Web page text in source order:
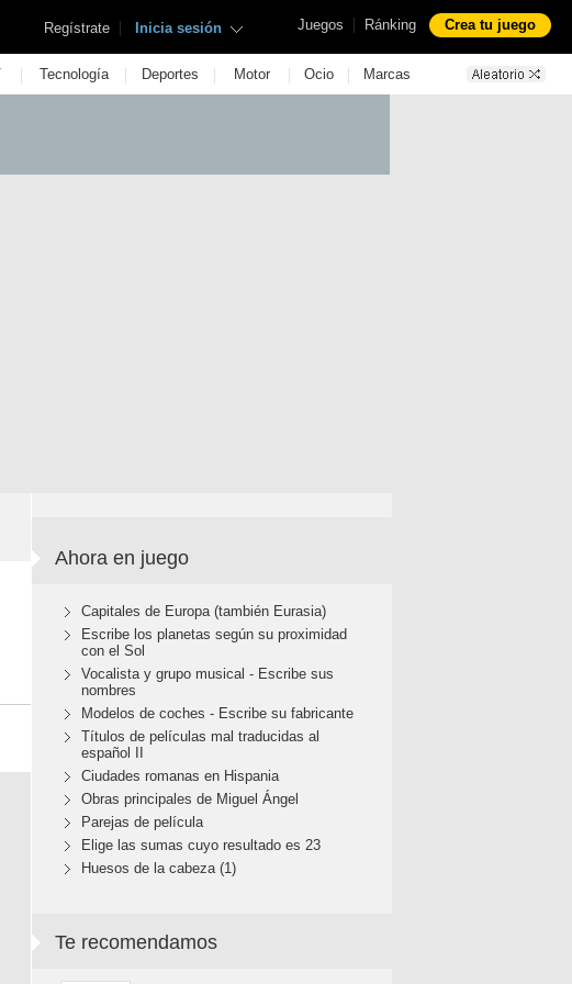
Juegos | Ránking Crea tu juego
Regístrate | Inicia sesión
| Tecnología | Deportes | Motor | Ocio | Marcas
Ahora en juego
Capitales de Europa (también Eurasia)
Escribe los planetas según su proximidad
con el Sol
Vocalista y grupo musical - Escribe sus
nombres
Modelos de coches - Escribe su fabricante
Títulos de películas mal traducidas al
español II
Ciudades romanas en Hispania
Obras principales de Miguel Ángel
Parejas de película
Elige las sumas cuyo resultado es 23
Huesos de la cabeza (1)
Te recomendamos